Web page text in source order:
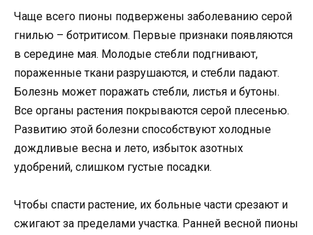
Чаще всего пионы подвержены заболеванию серой
гнилью – ботритисом. Первые признаки появляются
в середине мая. Молодые стебли подгнивают,
пораженные ткани разрушаются, и стебли падают.
Болезнь может поражать стебли, листья и бутоны.
Все органы растения покрываются серой плесенью.
Развитию этой болезни способствуют холодные
дождливые весна и лето, избыток азотных
удобрений, слишком густые посадки.
Чтобы спасти растение, их больные части срезают и
сжигают за пределами участка. Ранней весной пионы